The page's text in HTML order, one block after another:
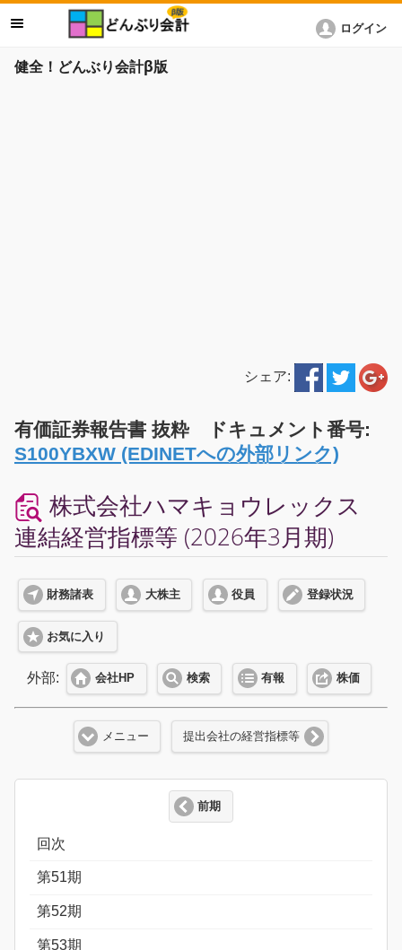
健全！どんぶり会計β版
ログイン
シェア:
有価証券報告書 抜粋 ドキュメント番号:
S100YBXW (EDINETへの外部リンク)
株式会社ハマキョウレックス
連結経営指標等 (2026年3月期)
財務諸表 大株主 役員 登録状況
お気に入り
外部: 会社HP 検索 有報 株価
メニュー 提出会社の経営指標等
前期
回次
第51期
第52期
第53期